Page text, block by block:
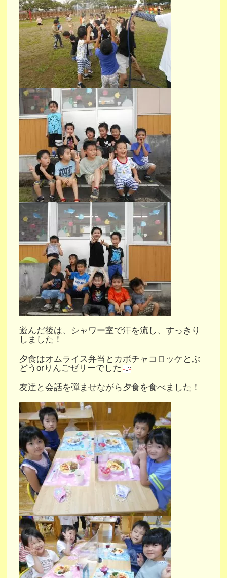
遊んだ後は、シャワー室で汗を流し、すっきり
しました！
夕食はオムライス弁当とカボチャコロッケとぶ
どうorりんごゼリーでした
友達と会話を弾ませながら夕食を食べました！